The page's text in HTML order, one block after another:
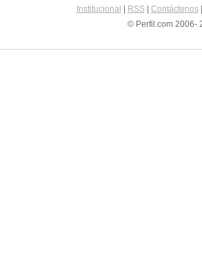
Institucional
RSS| Contáctenos
© Perfil.com 2006-